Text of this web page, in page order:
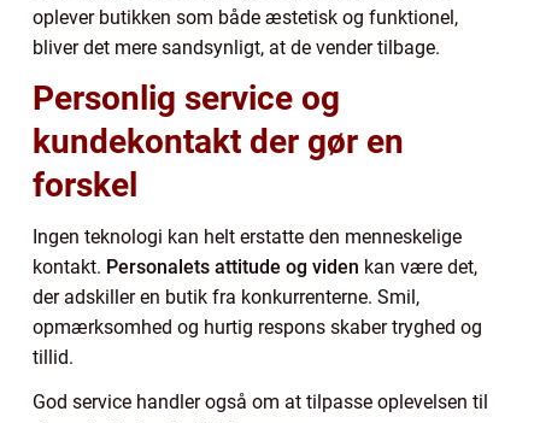
oplever butikken som både æstetisk og funktionel,
bliver det mere sandsynligt, at de vender tilbage.
Personlig service og
kundekontakt der gør en
forskel
Ingen teknologi kan helt erstatte den menneskelige
kontakt. Personalets attitude og viden kan være det,
der adskiller en butik fra konkurrenterne. Smil,
opmærksomhed og hurtig respons skaber tryghed og
tillid.
God service handler også om at tilpasse oplevelsen til